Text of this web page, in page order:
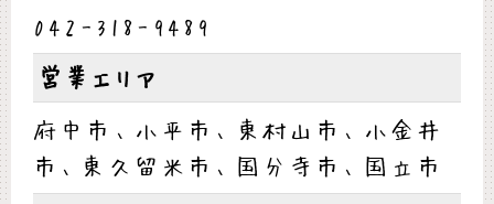
042-318-9489
営業エリア
府中市、小平市、東村山市、小金井
市、東久留米市、国分寺市、国立市